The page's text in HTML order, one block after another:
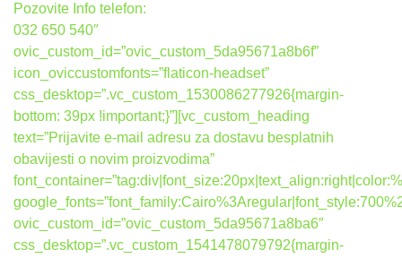
Pozovite Info telefon:
032 650 540″
ovic_custom_id=”ovic_custom_5da95671a8b6f”
icon_oviccustomfonts=”flaticon-headset”
css_desktop=”.vc_custom_1530086277926{margin-
bottom: 39px !important;}”][vc_custom_heading
text=”Prijavite e-mail adresu za dostavu besplatnih
obavijesti o novim proizvodima”
ovic_custom_id=”ovic_custom_5da95671a8ba6″
css_desktop=”.vc_custom_1541478079792{margin-